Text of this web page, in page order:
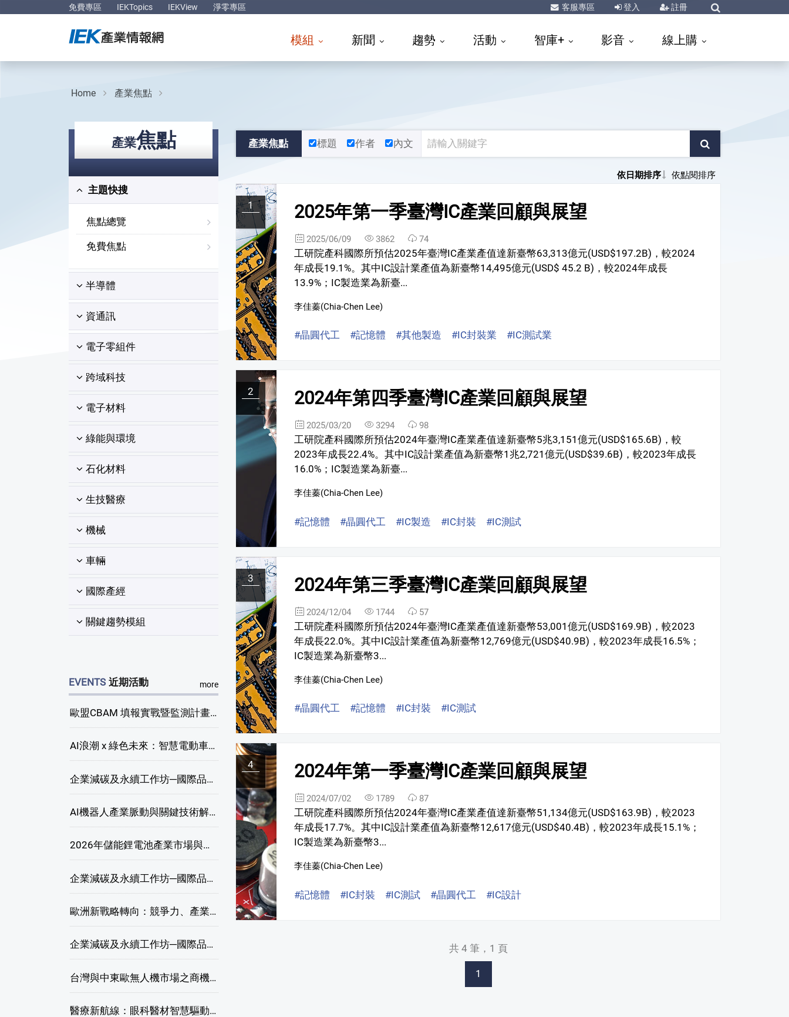
免費專區 IEKTopics IEKView 淨零專區 客服專區 登入 註冊
模組 新聞 趨勢 活動 智庫+ 影音 線上購
Home 產業焦點
產業焦點
主題快搜
焦點總覽
免費焦點
半導體
資通訊
電子零組件
跨域科技
電子材料
綠能與環境
石化材料
生技醫療
機械
車輛
國際產經
關鍵趨勢模組
EVENTS 近期活動 more
歐盟CBAM 填報實戰暨監測計畫說明會(臺中場)
AI浪潮 x 綠色未來：智慧電動車新商機研討會
企業減碳及永續工作坊─國際品牌綠色供應鏈永續管理與實務演練(臺中場)
AI機器人產業脈動與關鍵技術解析研討會
2026年儲能鋰電池產業市場與技術發展線上研討會
企業減碳及永續工作坊─國際品牌綠色供應鏈永續管理與實務演練(高雄場)
歐洲新戰略轉向：競爭力、產業自主與供應鏈重塑線上研討會
企業減碳及永續工作坊─國際品牌綠色供應鏈永續管理與實務演練(臺北場)
台灣與中東歐無人機市場之商機與挑戰座談會
醫療新航線：眼科醫材智慧驅動，數位醫療落地布局線上研討會
產業焦點 標題 作者 內文
依日期排序 依點閱排序
1 2025年第一季臺灣IC產業回顧與展望
2025/06/09 3862 74
工研院產科國際所預估2025年臺灣IC產業產值達新臺幣63,313億元(USD$197.2B)，較2024
年成長19.1%。其中IC設計業產值為新臺幣14,495億元(USD$ 45.2 B)，較2024年成長
13.9%；IC製造業為新臺...
李佳蓁(Chia-Chen Lee)
#晶圓代工 #記憶體 #其他製造 #IC封裝業 #IC測試業
2 2024年第四季臺灣IC產業回顧與展望
2025/03/20 3294 98
工研院產科國際所預估2024年臺灣IC產業產值達新臺幣5兆3,151億元(USD$165.6B)，較
2023年成長22.4%。其中IC設計業產值為新臺幣1兆2,721億元(USD$39.6B)，較2023年成長
16.0%；IC製造業為新臺...
李佳蓁(Chia-Chen Lee)
#記憶體 #晶圓代工 #IC製造 #IC封裝 #IC測試
3 2024年第三季臺灣IC產業回顧與展望
2024/12/04 1744 57
工研院產科國際所預估2024年臺灣IC產業產值達新臺幣53,001億元(USD$169.9B)，較2023
年成長22.0%。其中IC設計業產值為新臺幣12,769億元(USD$40.9B)，較2023年成長16.5%；
IC製造業為新臺幣3...
李佳蓁(Chia-Chen Lee)
#晶圓代工 #記憶體 #IC封裝 #IC測試
4 2024年第一季臺灣IC產業回顧與展望
2024/07/02 1789 87
工研院產科國際所預估2024年臺灣IC產業產值達新臺幣51,134億元(USD$163.9B)，較2023
年成長17.7%。其中IC設計業產值為新臺幣12,617億元(USD$40.4B)，較2023年成長15.1%；
IC製造業為新臺幣3...
李佳蓁(Chia-Chen Lee)
#記憶體 #IC封裝 #IC測試 #晶圓代工 #IC設計
共 4 筆，1 頁
1